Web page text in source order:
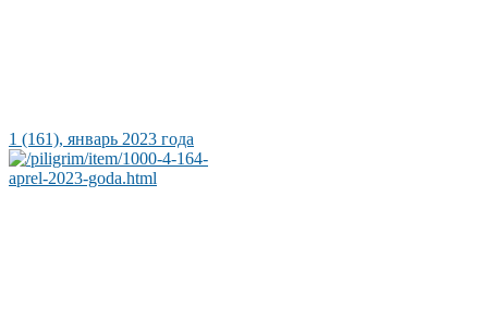
1 (161), январь 2023 года